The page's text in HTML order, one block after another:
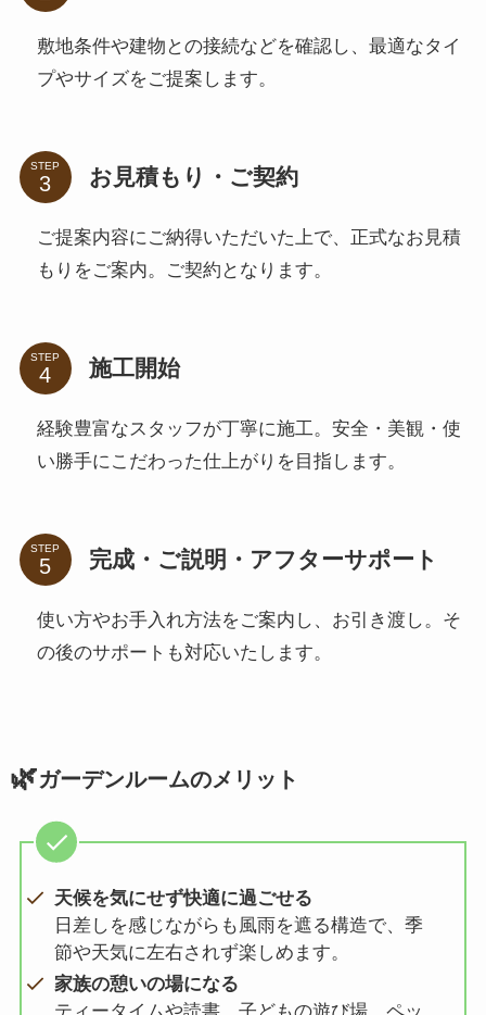
敷地条件や建物との接続などを確認し、最適なタイ
プやサイズをご提案します。
STEP お見積もり・ご契約
ご提案内容にご納得いただいた上で、正式なお見積
もりをご案内。ご契約となります。
STEP 施工開始
経験豊富なスタッフが丁寧に施工。安全・美観・使
い勝手にこだわった仕上がりを目指します。
STEP 完成・ご説明・アフターサポート
使い方やお手入れ方法をご案内し、お引き渡し。そ
の後のサポートも対応いたします。
🌿ガーデンルームのメリット
天候を気にせず快適に過ごせる
日差しを感じながらも風雨を遮る構造で、季
節や天気に左右されず楽しめます。
家族の憩いの場になる